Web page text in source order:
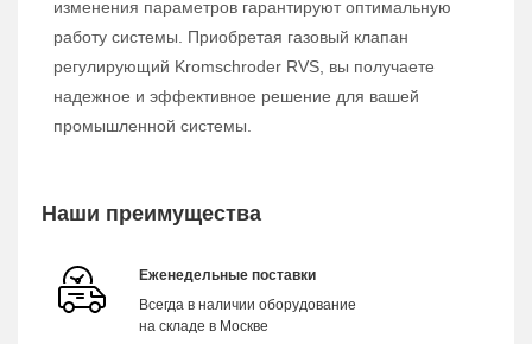
изменения параметров гарантируют оптимальную
работу системы. Приобретая газовый клапан
регулирующий Kromschroder RVS, вы получаете
надежное и эффективное решение для вашей
промышленной системы.
Наши преимущества
Еженедельные поставки
Всегда в наличии оборудование
на складе в Москве